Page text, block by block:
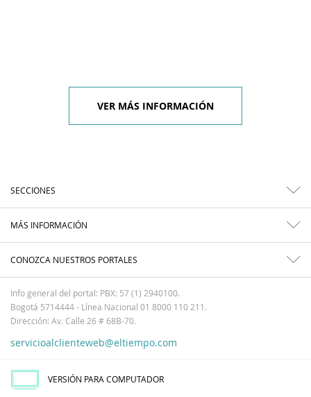
VER MÁS INFORMACIÓN
SECCIONES
MÁS INFORMACIÓN
CONOZCA NUESTROS PORTALES
Info general del portal: PBX: 57 (1) 2940100.
Bogotá 5714444 - Línea Nacional 01 8000 110 211.
Dirección: Av. Calle 26 # 68B-70.
servicioalclienteweb@eltiempo.com
VERSIÓN PARA COMPUTADOR